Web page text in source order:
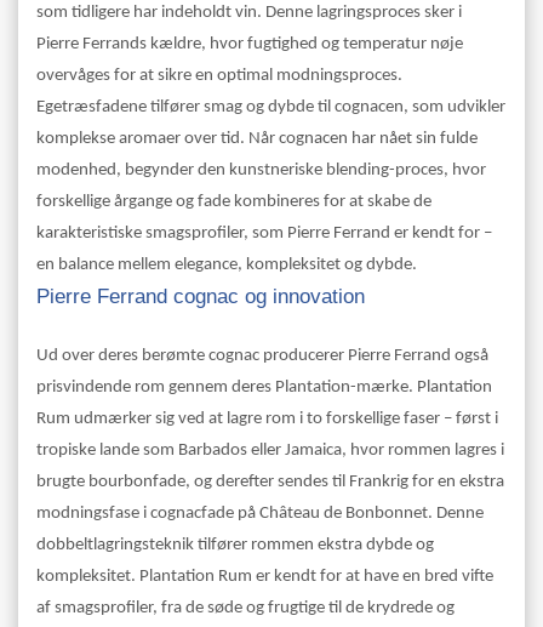
som tidligere har indeholdt vin. Denne lagringsproces sker i
Pierre Ferrands kældre, hvor fugtighed og temperatur nøje
overvåges for at sikre en optimal modningsproces.
Egetræsfadene tilfører smag og dybde til cognacen, som udvikler
komplekse aromaer over tid. Når cognacen har nået sin fulde
modenhed, begynder den kunstneriske blending-proces, hvor
forskellige årgange og fade kombineres for at skabe de
karakteristiske smagsprofiler, som Pierre Ferrand er kendt for –
en balance mellem elegance, kompleksitet og dybde.
Pierre Ferrand cognac og innovation
Ud over deres berømte cognac producerer Pierre Ferrand også
prisvindende rom gennem deres Plantation-mærke. Plantation
Rum udmærker sig ved at lagre rom i to forskellige faser – først i
tropiske lande som Barbados eller Jamaica, hvor rommen lagres i
brugte bourbonfade, og derefter sendes til Frankrig for en ekstra
modningsfase i cognacfade på Château de Bonbonnet. Denne
dobbeltlagringsteknik tilfører rommen ekstra dybde og
kompleksitet. Plantation Rum er kendt for at have en bred vifte
af smagsprofiler, fra de søde og frugtige til de krydrede og